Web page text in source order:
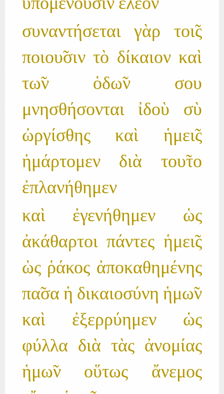
συναντήσεται γὰρ τοι̃ς
ποιου̃σιν τὸ δίκαιον καὶ
τω̃ν ὁδω̃ν σου
μνησθήσονται ἰδοὺ σὺ
ὠργίσθης καὶ ἡμει̃ς
ἡμάρτομεν διὰ του̃το
ἐπλανήθημεν
καὶ ἐγενήθημεν ὡς
ἀκάθαρτοι πάντες ἡμει̃ς
ὡς ῥάκος ἀποκαθημένης
πα̃σα ἡ δικαιοσύνη ἡμω̃ν
καὶ ἐξερρύημεν ὡς
φύλλα διὰ τὰς ἀνομίας
ἡμω̃ν οὕτως ἄνεμος